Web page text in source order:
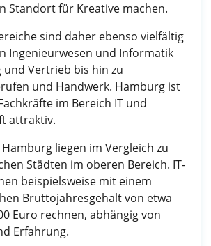
Standort für Kreative machen.
sind daher ebenso vielfältig
Ingenieurwesen und Informatik
Vertrieb bis hin zu
und Handwerk. Hamburg ist
im Bereich IT und
attraktiv.
liegen im Vergleich zu
Städten im oberen Bereich. IT-
beispielsweise mit einem
Bruttojahresgehalt von etwa
Euro rechnen, abhängig von
Erfahrung.